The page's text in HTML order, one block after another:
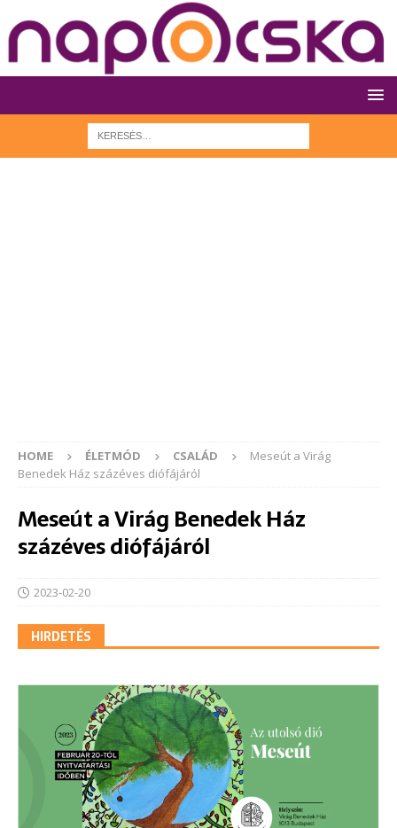
HOME ÉLETMÓD CSALÁD
Meseút a Virág
Benedek Ház százéves diófájáról
Meseút a Virág Benedek Ház
százéves diófájáról
2023-02-20
HIRDETÉS